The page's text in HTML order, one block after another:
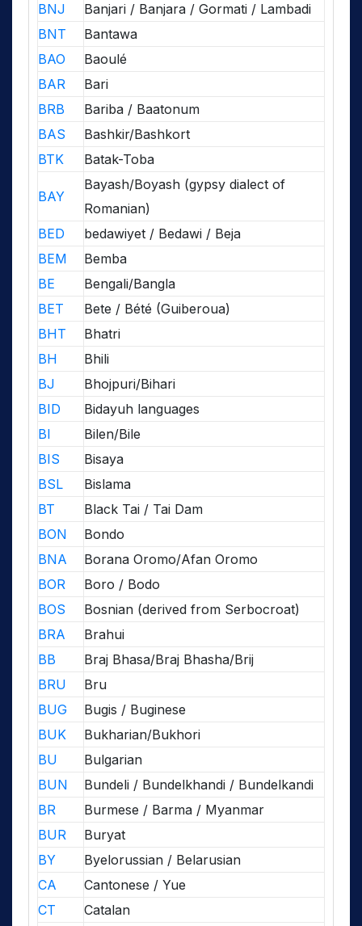
BNJ
Banjari / Banjara / Gormati / Lambadi
BNT
Bantawa
BAO
Baoulé
BAR
Bari
BRB
Bariba / Baatonum
BAS
Bashkir/Bashkort
BTK
Batak-Toba
BAY
Bayash/Boyash (gypsy dialect of
Romanian)
BED
bedawiyet / Bedawi / Beja
BEM
Bemba
BE
Bengali/Bangla
BET
Bete / Bété (Guiberoua)
BHT
Bhatri
BH
Bhili
BJ
Bhojpuri/Bihari
BID
Bidayuh languages
BI
Bilen/Bile
BIS
Bisaya
BSL
Bislama
BT
Black Tai / Tai Dam
BON
Bondo
BNA
Borana Oromo/Afan Oromo
BOR
Boro / Bodo
BOS
Bosnian (derived from Serbocroat)
BRA
Brahui
BB
Braj Bhasa/Braj Bhasha/Brij
BRU
Bru
BUG
Bugis / Buginese
BUK
Bukharian/Bukhori
BU
Bulgarian
BUN
Bundeli / Bundelkhandi / Bundelkandi
BR
Burmese / Barma / Myanmar
BUR
Buryat
BY
Byelorussian / Belarusian
CA
Cantonese / Yue
CT
Catalan